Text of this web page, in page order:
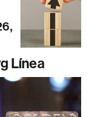
Línea